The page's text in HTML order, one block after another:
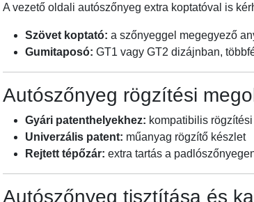
A vezető oldali autószőnyeg extra koptatóval is
Szövet koptató: a szőnyeggel megegyező
Gumitaposó: GT1 vagy GT2 dizájnban,
Autószőnyeg rögzítési
Gyári patenthelyekhez: kompatibilis
Univerzális patent: műanyag rögzítő készlet
Rejtett tépőzár: extra tartás a
Autószőnyeg tisztítása és